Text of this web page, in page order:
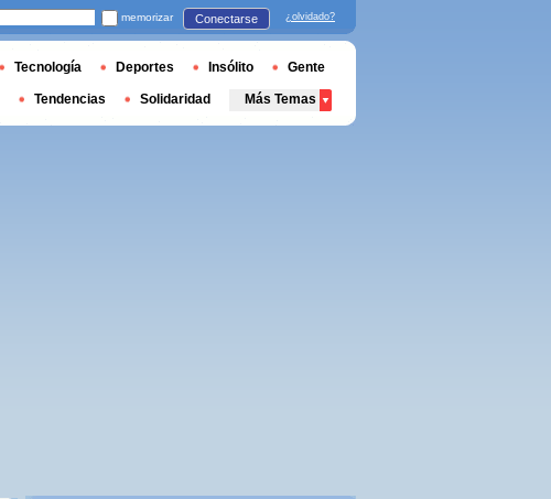
memorizar Conectarse ¿olvidado?
Tecnología Deportes Insólito Gente
Tendencias Solidaridad Más Temas